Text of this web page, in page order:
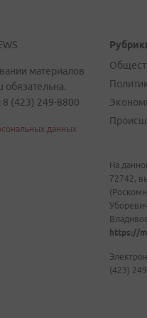
материалов
обязательна.
(423) 249-8800
данных
На
72742,
https://
(423)